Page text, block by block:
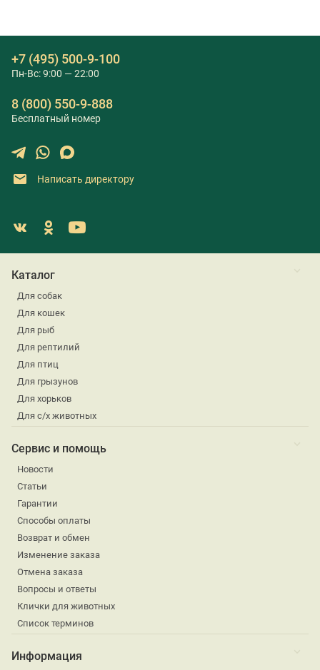
+7 (495) 500-9-100
Пн-Вс: 9:00 — 22:00
8 (800) 550-9-888
Бесплатный номер
Написать директору
Каталог
Для собак
Для кошек
Для рыб
Для рептилий
Для птиц
Для грызунов
Для хорьков
Для с/х животных
Сервис и помощь
Новости
Статьи
Гарантии
Способы оплаты
Возврат и обмен
Изменение заказа
Отмена заказа
Вопросы и ответы
Клички для животных
Список терминов
Информация